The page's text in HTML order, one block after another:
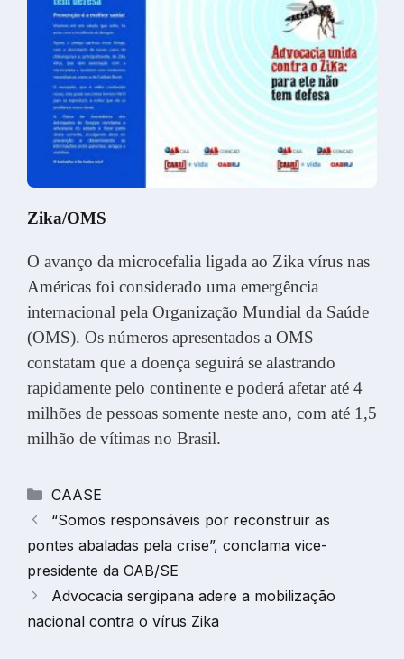
Zika/OMS
O avanço da microcefalia ligada ao Zika vírus nas
Américas foi considerado uma emergência
internacional pela Organização Mundial da Saúde
(OMS). Os números apresentados a OMS
constatam que a doença seguirá se alastrando
rapidamente pelo continente e poderá afetar até 4
milhões de pessoas somente neste ano, com até 1,5
milhão de vítimas no Brasil.
Categorias
CAASE
“Somos responsáveis por reconstruir as
pontes abaladas pela crise”, conclama vice-
presidente da OAB/SE
Advocacia sergipana adere a mobilização
nacional contra o vírus Zika